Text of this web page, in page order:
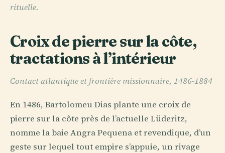
rituelle.
Croix de pierre sur la côte,
tractations à l’intérieur
Contact atlantique et frontière missionnaire, 1486-1884
En 1486, Bartolomeu Dias plante une croix de
pierre sur la côte près de l’actuelle Lüderitz,
nomme la baie Angra Pequena et revendique, d’un
geste sur lequel tout empire s’appuie, un rivage